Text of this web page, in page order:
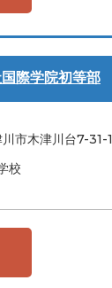
際学院初等部
市木津川台7-31-1
校